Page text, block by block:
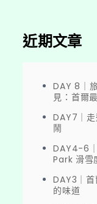
近期文章
DAY 8｜
見：首爾
DAY7｜
鬧
DAY4-6
Park 滑雪
DAY3｜
的味道